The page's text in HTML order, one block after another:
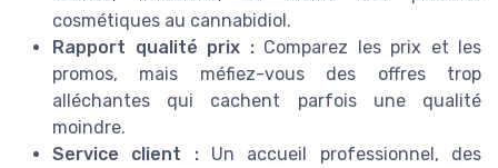
cosmétiques au cannabidiol.
Rapport qualité prix :Comparez les prix et les
promos, mais méfiez-vous des offres trop
alléchantes qui cachent parfois une qualité
moindre.
Service client :Un accueil professionnel, des